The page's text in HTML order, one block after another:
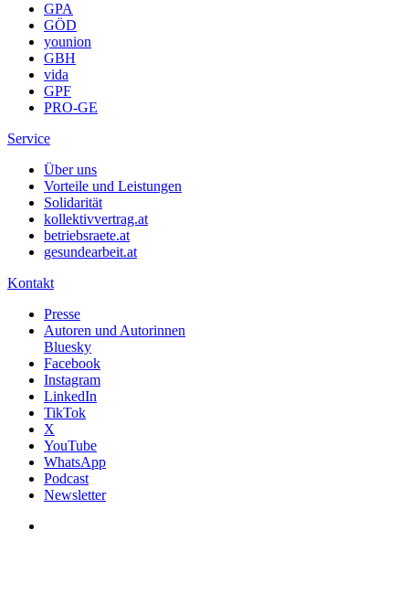
GPA
GÖD
younion
GBH
vida
GPF
PRO-GE
Service
Über uns
Vorteile und Leistungen
Solidarität
kollektivvertrag.at
betriebsraete.at
gesundearbeit.at
Kontakt
Presse
Autoren und Autorinnen
Bluesky
Facebook
Instagram
LinkedIn
TikTok
X
YouTube
WhatsApp
Podcast
Newsletter